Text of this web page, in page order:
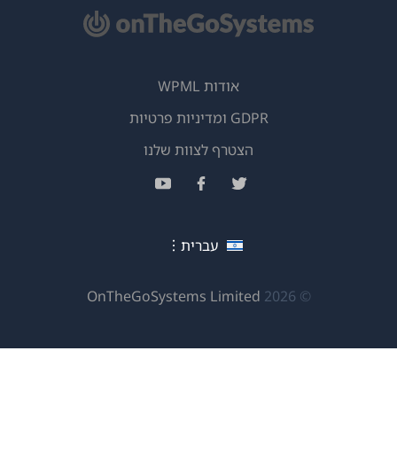
© 2026
OnTheGoSystems Limited
חדש)
עברית
אודות WPML
GDPR ומדיניות פרטיות
הצטרף לצוות שלנו(נפתח
(נפתח
(נפתח(נפתח